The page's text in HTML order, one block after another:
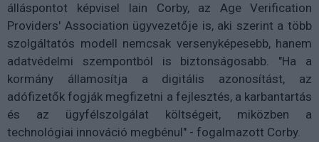
álláspontot képvisel Iain Corby, az Age Verification
Providers' Association ügyvezetője is, aki szerint a több
szolgáltatós modell nemcsak versenyképesebb, hanem
adatvédelmi szempontból is biztonságosabb. "Ha a
kormány államosítja a digitális azonosítást, az
adófizetők fogják megfizetni a fejlesztés, a karbantartás
és az ügyfélszolgálat költségeit, miközben a
technológiai innováció megbénul" - fogalmazott Corby.